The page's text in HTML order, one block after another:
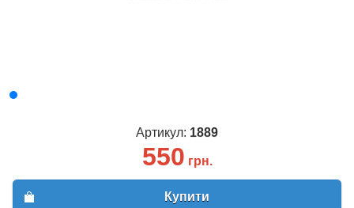
Артикул: 1889
550 грн.
Купити